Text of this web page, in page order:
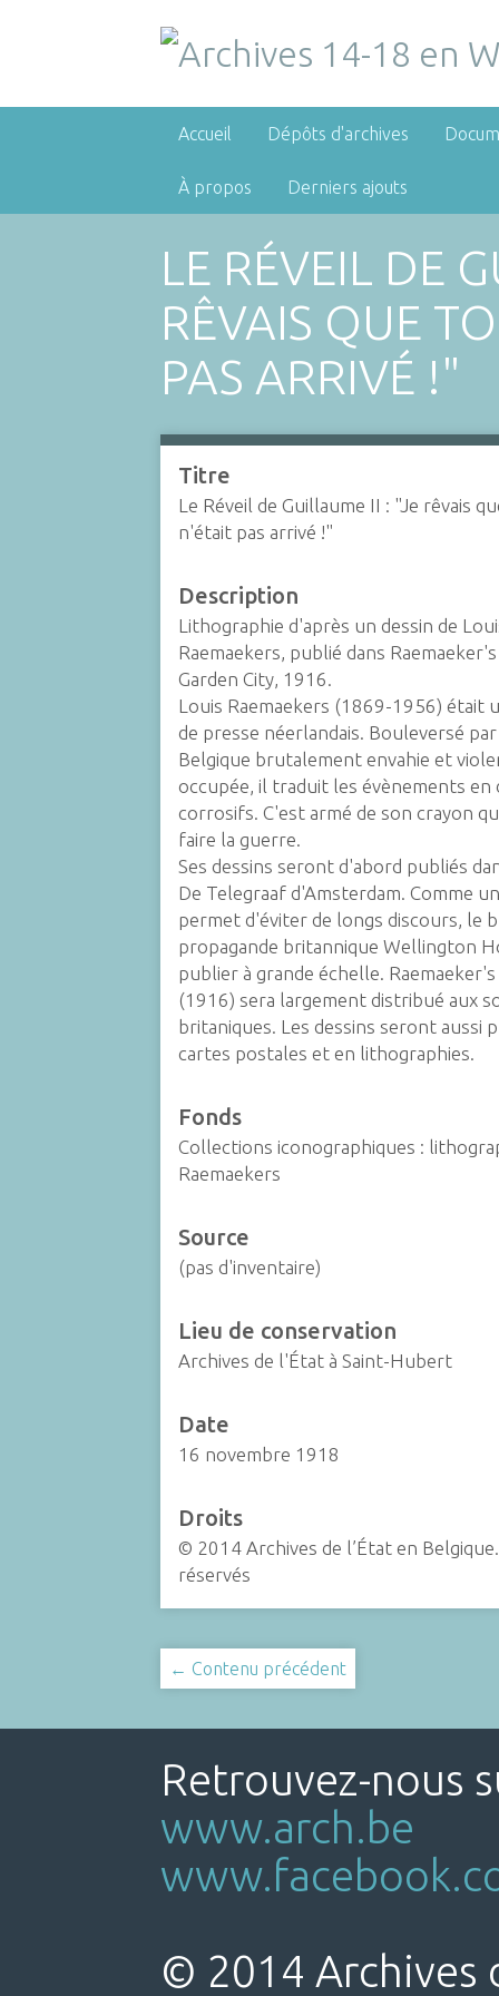
Accueil Dépôts d'archives
À propos Derniers ajouts
LE RÉVEIL DE
RÊVAIS QUE
PAS ARRIVÉ !"
Titre
Le Réveilde Guillaume II : "Je rêvais
n'était pas arrivé !"
Description
Lithographie d'après un dessin de
Raemaekers, publié dans
Garden City, 1916.
Louis Raemaekers (1869-1956) était
de presse néerlandais. Bouleversé
Belgique brutalement envahie et
occupée, il traduit les évènements en
corrosifs. C'est armé de son crayon
faire la guerre.
Ses dessins seront d'abord publiés
De Telegraafd'Amsterdam. Comme
permet d'éviter de longs discours, le
propagande britannique Wellington
publier à grande échelle.
(1916) sera largement distribué aux
britaniques. Les dessins seront aussi
cartes postales et en lithographies.
Fonds
Collections iconographiques :
Raemaekers
Source
(pas d'inventaire)
Lieu de conservation
Archives de l'État à Saint-Hubert
Date
16 novembre 1918
Droits
© 2014 Archives de l’État en
réservés
← Contenu précédent
Retrouvez-nous
www.arch.be
© 2014 Archives